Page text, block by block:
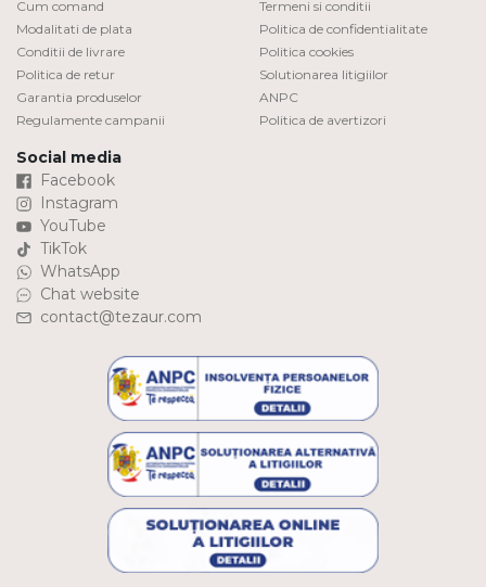
Cum comand
Modalitati de plata
Conditii de livrare
Politica de retur
Garantia produselor
Regulamente campanii
Termeni si conditii
Politica de confidentialitate
Politica cookies
Solutionarea litigiilor
ANPC
Politica de avertizori
Social media
Facebook
Instagram
YouTube
TikTok
WhatsApp
Chat website
contact@tezaur.com